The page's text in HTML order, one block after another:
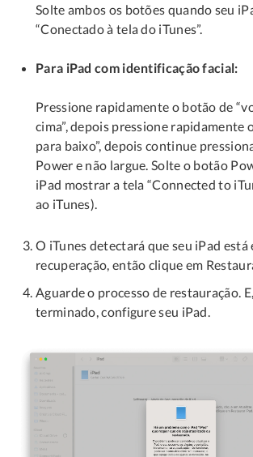
Solte ambos os botões quando seu
“Conectado à tela do iTunes”.
Para iPad com identificação facial:
Pressione rapidamente o botão de
cima”, depois pressione rapidamente
para baixo”, depois continue
Power e não largue. Solte o botão
iPad mostrar a tela “Connected to
ao iTunes).
O iTunes detectará que seu iPad está
recuperação, então clique em
Aguarde o processo de restauração.
terminado, configure seu iPad.